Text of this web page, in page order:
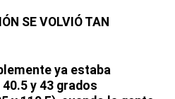
SE VOLVIÓ TAN
ya estaba
y 43 grados